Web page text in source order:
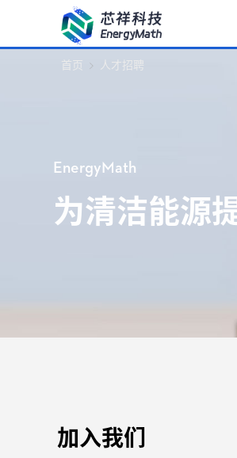
EnergyMath
为清洁能源
首页 人才招聘
加入我们